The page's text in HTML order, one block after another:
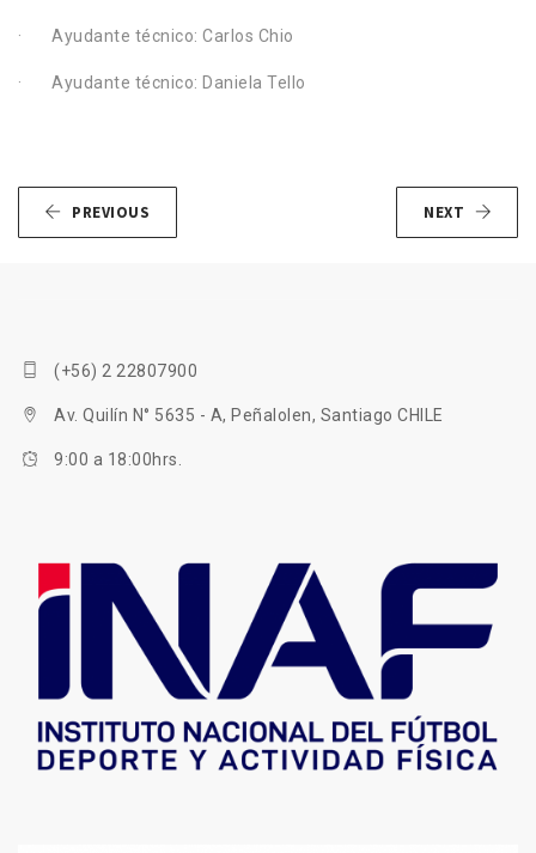
· Ayudante técnico: Carlos Chio
· Ayudante técnico: Daniela Tello
PREVIOUS NEXT
(+56) 2 22807900
Av. Quilín N° 5635 - A, Peñalolen, Santiago CHILE
9:00 a 18:00hrs.